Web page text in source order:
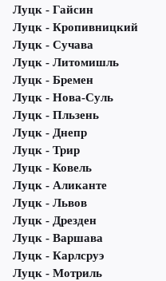
Луцк - Гайсин
Луцк - Кропивницкий
Луцк - Сучава
Луцк - Литомишль
Луцк - Бремен
Луцк - Нова-Суль
Луцк - Пльзень
Луцк - Днепр
Луцк - Трир
Луцк - Ковель
Луцк - Аликанте
Луцк - Львов
Луцк - Дрезден
Луцк - Варшава
Луцк - Карлсруэ
Луцк - Мотриль